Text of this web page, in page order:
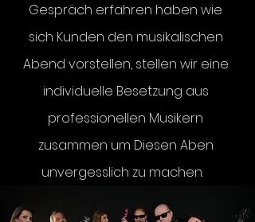
Gespräch erfahren haben wie
sich Kunden den musikalischen
Abend vorstellen, stellen wir eine
individuelle Besetzung aus
professionellen Musikern
zusammen um Diesen Aben
unvergesslich zu machen.